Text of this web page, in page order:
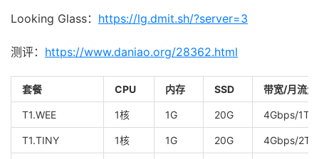
Looking Glass： https://lg.dmit.sh/?server=3
测评： https://www.daniao.org/28362.html
套餐 CPU 内存 SSD 带宽/月流量
T1.WEE 1核 1G 20G 4Gbps/1T
T1.TINY 1核 1G 20G 4Gbps/2T